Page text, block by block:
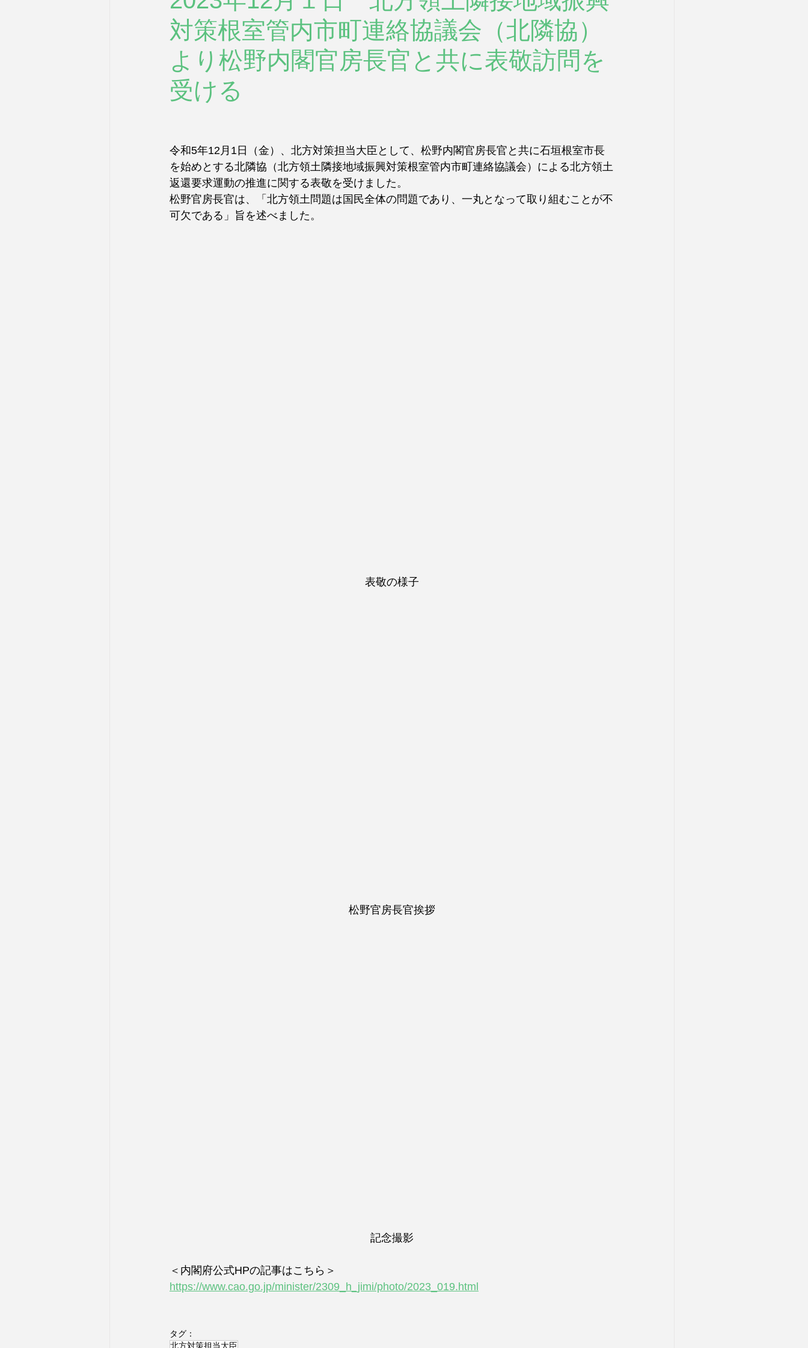
対策根室管内市町連絡協議会（北隣協）
より松野内閣官房長官と共に表敬訪問を
受ける
令和5年12月1日（金）、北方対策担当大臣として、松野内閣官房長官と共に石垣根室市長
を始めとする北隣協（北方領土隣接地域振興対策根室管内市町連絡協議会）による北方領土
返還要求運動の推進に関する表敬を受けました。
松野官房長官は、「北方領土問題は国民全体の問題であり、一丸となって取り組むことが不
可欠である」旨を述べました。
表敬の様子
松野官房長官挨拶
記念撮影
＜内閣府公式HPの記事はこちら＞
https://www.cao.go.jp/minister/2309_h_jimi/photo/2023_019.html
タグ：
北方対策担当大臣